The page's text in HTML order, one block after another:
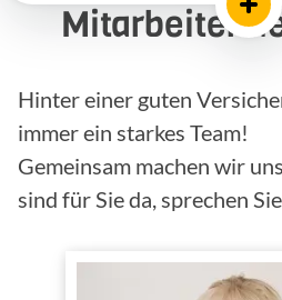
Mitarbeiter
Hinter einer guten
immer ein starkes Team!
Gemeinsam machen wir
sind für Sie da, sprechen